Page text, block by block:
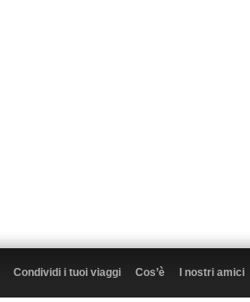
Condividi i tuoi viaggi Cos’è I nostri amici